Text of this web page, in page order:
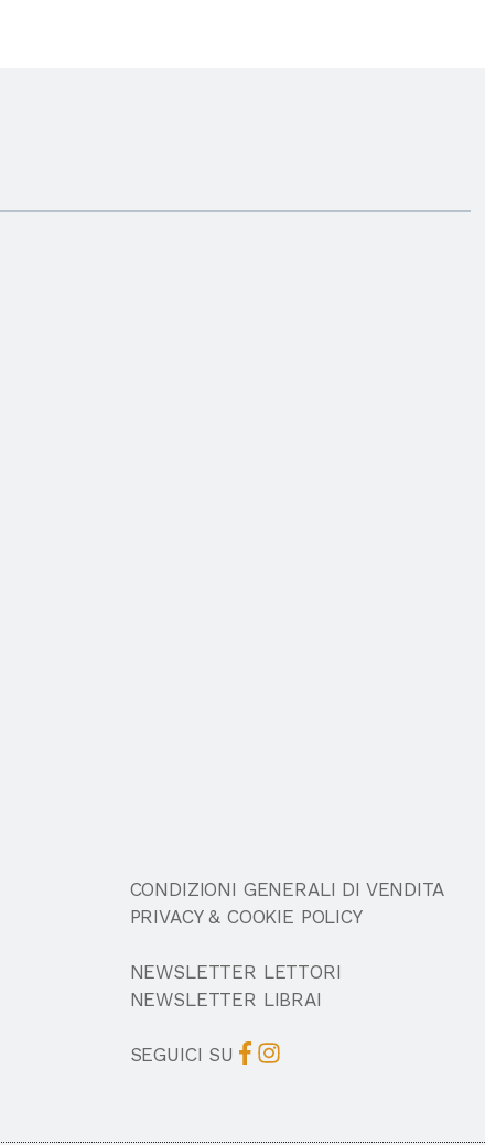
CONDIZIONI GENERALI DI VENDITA
PRIVACY & COOKIE POLICY
NEWSLETTER LETTORI
NEWSLETTER LIBRAI
SEGUICI SU